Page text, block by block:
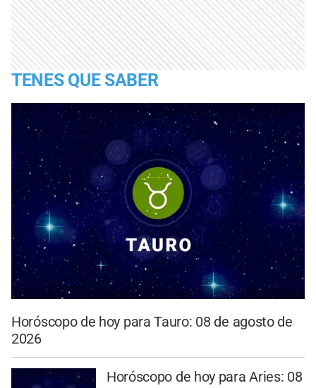
TENES QUE SABER
Horóscopo de hoy para Tauro: 08 de agosto de
2026
Horóscopo de hoy para Aries: 08